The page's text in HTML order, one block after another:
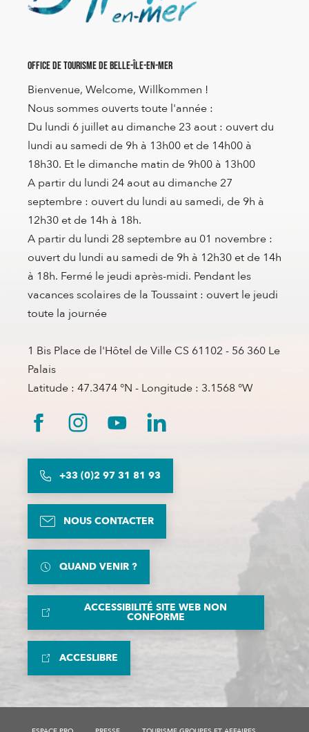
Office de Tourisme de Belle-Île-en-Mer
Bienvenue, Welcome, Willkommen !
Nous sommes ouverts toute l'année :
Du lundi 6 juillet au dimanche 23 aout : ouvert du
lundi au samedi de 9h à 13h00 et de 14h00 à
18h30. Et le dimanche matin de 9h00 à 13h00
A partir du lundi 24 aout au dimanche 27
septembre : ouvert du lundi au samedi, de 9h à
12h30 et de 14h à 18h.
A partir du lundi 28 septembre au 01 novembre :
ouvert du lundi au samedi de 9h à 12h30 et de 14h
à 18h. Fermé le jeudi après-midi. Pendant les
vacances scolaires de la Toussaint : ouvert le jeudi
toute la journée
1 Bis Place de l'Hôtel de Ville CS 61102 - 56 360 Le
Palais
Latitude : 47.3474 °N - Longitude : 3.1568 °W
+33 (0)2 97 31 81 93
NOUS CONTACTER
QUAND VENIR ?
ACCESSIBILITÉ SITE WEB NON
CONFORME
ACCESLIBRE